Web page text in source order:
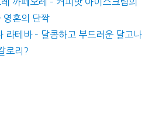
영혼의 단짝
라테바 – 달콤하고 부드러운 달고나
로리?